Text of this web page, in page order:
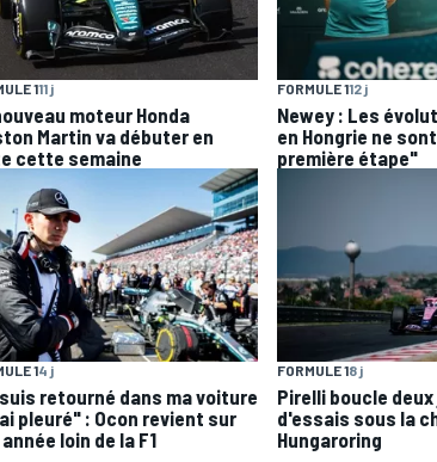
111 j
moteur Honda
Martin va débuter en
cette semaine
FORMULE 112 j
Newey : Les
en Hongrie ne
première étape"
14 j
retourné dans ma voiture
pleuré" : Ocon revient sur
loin de la F1
FORMULE 18 j
Pirelli boucle
d'essais sous la
Hungaroring